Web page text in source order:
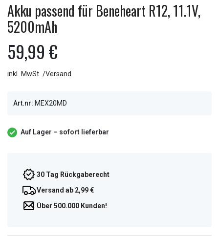
Akku passend für Beneheart R12, 11.1V,
5200mAh
59,99 €
inkl. MwSt. /Versand
Art.nr: MEX20MD
Auf Lager – sofort lieferbar
30 Tag Rückgaberecht
Versand ab 2,99 €
Über 500.000 Kunden!